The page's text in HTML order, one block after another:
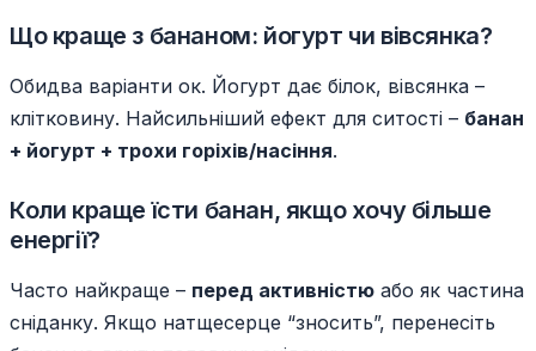
Що краще з бананом: йогурт чи вівсянка?
Обидва варіанти ок. Йогурт дає білок, вівсянка –
клітковину. Найсильніший ефект для ситості – банан
+ йогурт + трохи горіхів/насіння.
Коли краще їсти банан, якщо хочу більше
енергії?
Часто найкраще – перед активністю або як частина
сніданку. Якщо натщесерце “зносить”, перенесіть